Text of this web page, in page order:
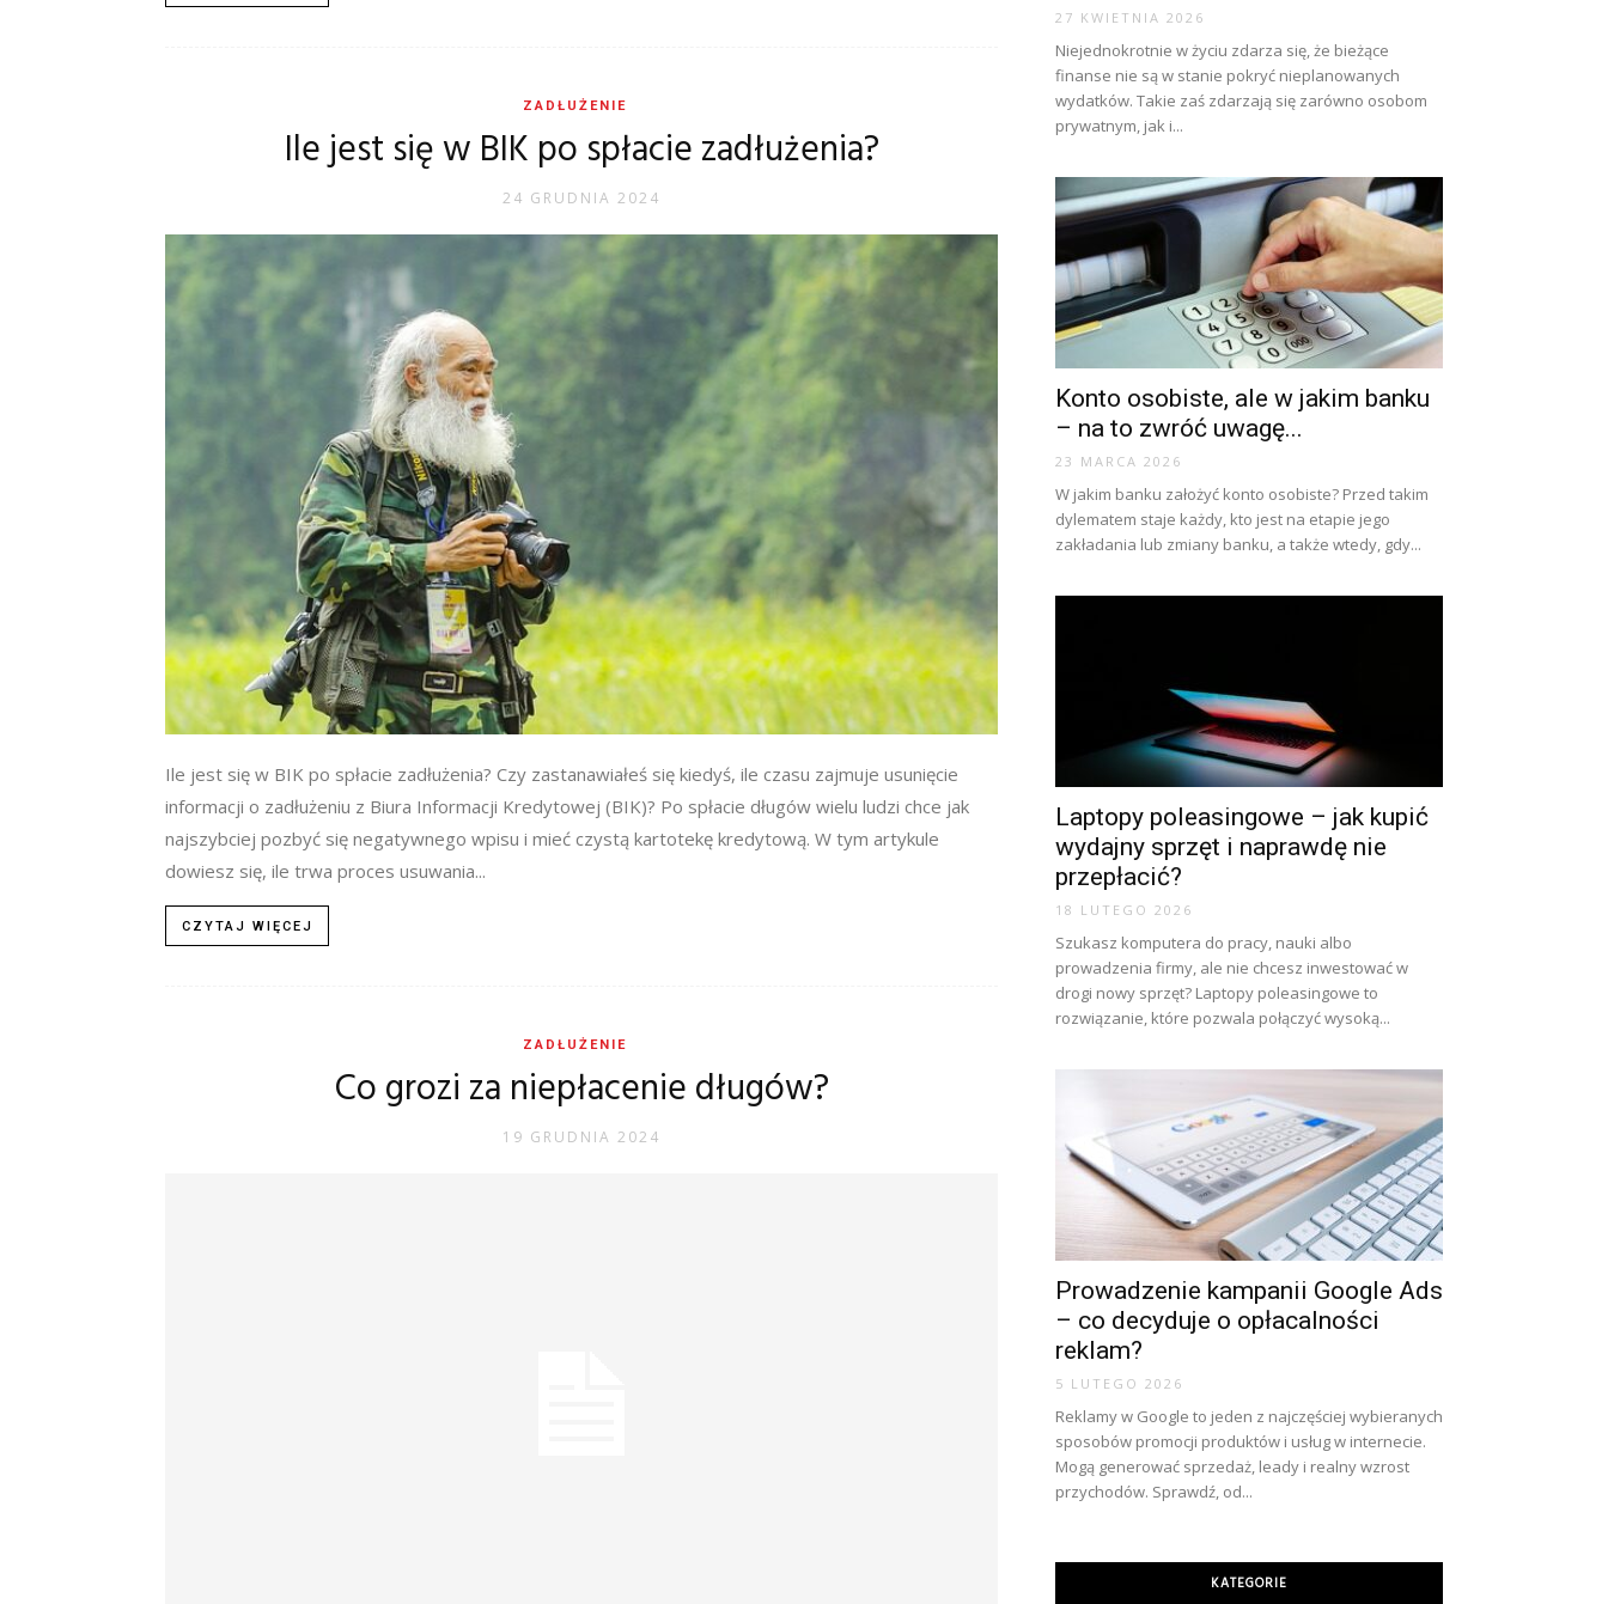
ZADŁUŻENIE
Ile jest się w BIK po spłacie zadłużenia?
24 GRUDNIA 2024
Ile jest się w BIK po spłacie zadłużenia? Czy zastanawiałeś się kiedyś, ile czasu zajmuje usunięcie
informacji o zadłużeniu z Biura Informacji Kredytowej (BIK)? Po spłacie długów wielu ludzi chce jak
najszybciej pozbyć się negatywnego wpisu i mieć czystą kartotekę kredytową. W tym artykule
dowiesz się, ile trwa proces usuwania...
CZYTAJ WIĘCEJ
ZADŁUŻENIE
Co grozi za niepłacenie długów?
19 GRUDNIA 2024
27 KWIETNIA 2026
Niejednokrotnie w życiu zdarza się, że bieżące
finanse nie są w stanie pokryć nieplanowanych
wydatków. Takie zaś zdarzają się zarówno osobom
prywatnym, jak i...
Konto osobiste, ale w jakim banku
– na to zwróć uwagę...
23 MARCA 2026
W jakim banku założyć konto osobiste? Przed takim
dylematem staje każdy, kto jest na etapie jego
zakładania lub zmiany banku, a także wtedy, gdy...
Laptopy poleasingowe – jak kupić
wydajny sprzęt i naprawdę nie
przepłacić?
18 LUTEGO 2026
Szukasz komputera do pracy, nauki albo
prowadzenia firmy, ale nie chcesz inwestować w
drogi nowy sprzęt? Laptopy poleasingowe to
rozwiązanie, które pozwala połączyć wysoką...
Prowadzenie kampanii Google Ads
– co decyduje o opłacalności
reklam?
5 LUTEGO 2026
Reklamy w Google to jeden z najczęściej wybieranych
sposobów promocji produktów i usług w internecie.
Mogą generować sprzedaż, leady i realny wzrost
przychodów. Sprawdź, od...
KATEGORIE